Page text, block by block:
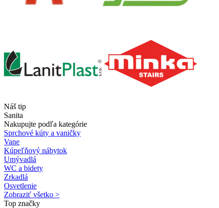
Náš tip
Sanita
Nakupujte podľa kategórie
Sprchové kúty a vaničky
Vane
Kúpeľňový nábytok
Umývadlá
WC a bidety
Zrkadlá
Osvetlenie
Zobraziť všetko >
Top značky